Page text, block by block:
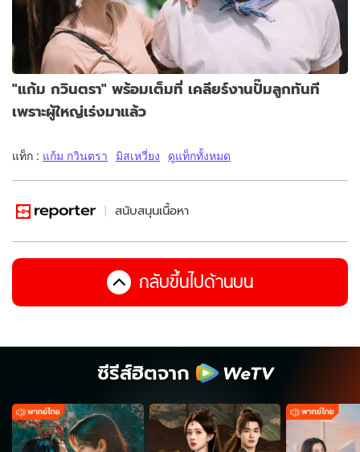
"แก้ม กวินตรา" พร้อมเต็มที่ เคลียร์งานปั๊มลูกทันที
เพราะผู้ใหญ่เร่งมาแล้ว
แท็ก : แก้ม กวินตรา มิสเหวี่ยง ดูแท็กทั้งหมด
สนับสนุนเนื้อหา
กลับขึ้นไปด้านบน
ซีรีส์ฮิตจาก